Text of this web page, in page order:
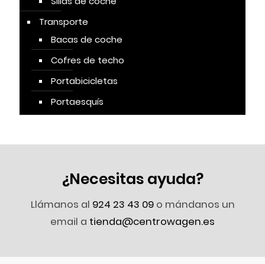
Transporte
Bacas de coche
Cofres de techo
Portabicicletas
Portaesquís
¿Necesitas ayuda?
Llámanos al 924 23 43 09o mándanos un
email a tienda@centrowagen.es